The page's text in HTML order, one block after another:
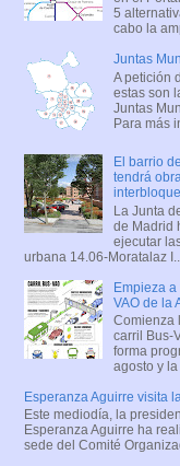
5
cabo la
Juntas
A petición
estas son
Juntas
Para más
El barrio
tendrá
La Junta
de Madrid
ejecutar
urbana 14.06-Moratalaz I...
Empieza
VAO de la
Comienza
carril Bus-
forma
agosto y
Esperanza Aguirre visita
Este mediodía, la
Esperanza Aguirre ha
sede del Comité